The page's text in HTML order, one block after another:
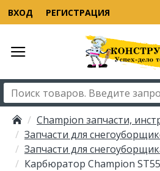
ВХОД РЕГИСТРАЦИЯ
Champion запчасти,
Запчасти для
Запчасти для
Карбюратор Champion